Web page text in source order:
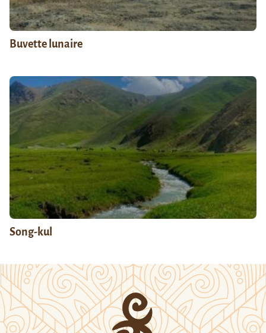
Buvette lunaire
Song-kul